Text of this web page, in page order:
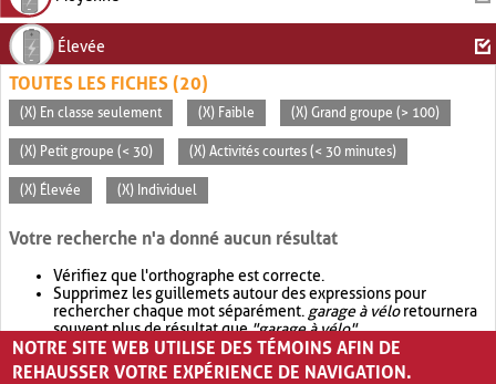
Élevée
TOUTES LES FICHES (20)
(X) En classe seulement (X) Faible (X) Grand groupe (> 100)
(X) Petit groupe (< 30) (X) Activités courtes (< 30 minutes)
(X) Élevée (X) Individuel
Votre recherche n'a donné aucun résultat
Vérifiez que l'orthographe est correcte.
Supprimez les guillemets autour des expressions pour
rechercher chaque mot séparément. garage à véloretournera
souvent plus de résultat que"garage à vélo".
Envisagez d'élargir votre recherche avec OR.garage OR vélo
retournera souvent plus de résultat quegarage à vélo
NOTRE SITE WEB UTILISE DES TÉMOINS AFIN DE
REHAUSSER VOTRE EXPÉRIENCE DE NAVIGATION.